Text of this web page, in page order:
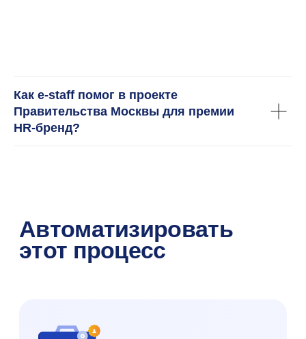
Как e-staff помог в проекте
Правительства Москвы для премии
HR-бренд?